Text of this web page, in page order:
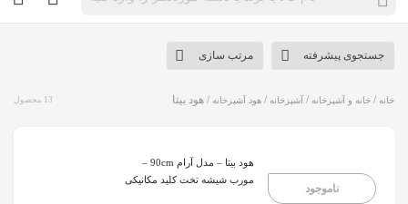
جستجوی پیشرفته مرتب سازی
خانه / خانه و آشپزخانه / آشپزخانه / هود آشپزخانه / هود بیتا 13 محصول
ناموجود
هود بیتا – مدل آرام 90cm –
مورب شیشه تخت کلید مکانیکی